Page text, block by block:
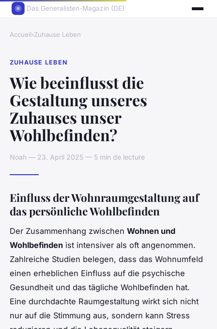
Das Generalisten-Magazin (DE)
Accueil›Zuhause Leben
ZUHAUSE LEBEN
Wie beeinflusst die
Gestaltung unseres
Zuhauses unser
Wohlbefinden?
Noah — 23. April 2025 — 5 min de lecture
Einfluss der Wohnraumgestaltung auf
das persönliche Wohlbefinden
Der Zusammenhang zwischen Wohnen und
Wohlbefinden ist intensiver als oft angenommen.
Zahlreiche Studien belegen, dass das Wohnumfeld
einen erheblichen Einfluss auf die psychische
Gesundheit und das tägliche Wohlbefinden hat.
Eine durchdachte Raumgestaltung wirkt sich nicht
nur auf die Stimmung aus, sondern kann Stress